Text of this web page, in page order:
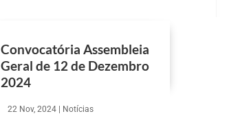
Convocatória Assembleia
Geral de 12 de Dezembro
2024
22 Nov, 2024 | Notícias